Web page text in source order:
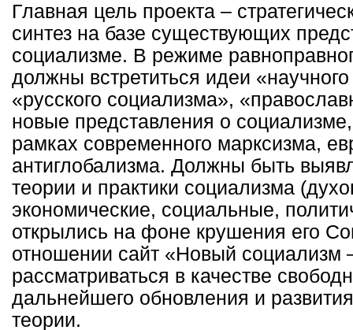
Главная цель проекта –
синтез на базе существующих
социализме. В режиме
должны встретиться идеи
«русского социализма»,
новые представления о
рамках современного марксизма,
антиглобализма. Должны быть
теории и практики социализма
экономические, социальные,
открылись на фоне крушения его
отношении сайт «Новый социализм
рассматриваться в качестве
дальнейшего обновления и
теории.